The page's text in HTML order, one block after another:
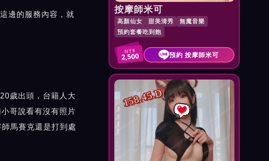
邊的服務內容，就
歲出頭，台籍人大
哥說看有沒有照片
馬賽克還是打到處
按摩師米可
高顏仙女 甜美清秀
無魔音樂
預約套餐吃到飽
NT$
2,500 預約 按摩師米可
158.45.D